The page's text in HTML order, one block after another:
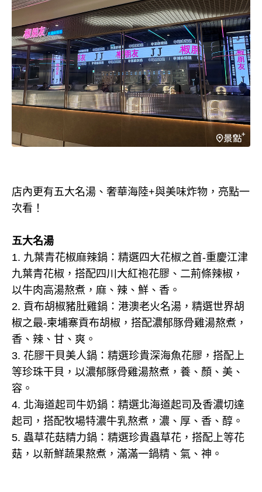
店內更有五大名湯、奢華海陸+與美味炸物，亮點一
次看！
五大名湯
1. 九葉青花椒麻辣鍋：精選四大花椒之首-重慶江津
九葉青花椒，搭配四川大紅袍花膠、二荊條辣椒，
以牛肉高湯熬煮，麻、辣、鮮、香。
2. 貢布胡椒豬肚雞鍋：港澳老火名湯，精選世界胡
椒之最-柬埔寨貢布胡椒，搭配濃郁豚骨雞湯熬煮，
香、辣、甘、爽。
3. 花膠干貝美人鍋：精選珍貴深海魚花膠，搭配上
等珍珠干貝，以濃郁豚骨雞湯熬煮，養、顏、美、
容。
4. 北海道起司牛奶鍋：精選北海道起司及香濃切達
起司，搭配牧場特濃牛乳熬煮，濃、厚、香、醇。
5. 蟲草花菇精力鍋：精選珍貴蟲草花，搭配上等花
菇，以新鮮蔬果熬煮，滿滿一鍋精、氣、神。